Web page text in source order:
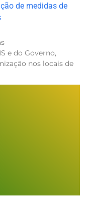
de medidas de
e do Governo,
nos locais de